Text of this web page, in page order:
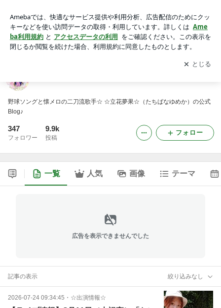
アプリをダウンロードして ブログの更新通知
を受け取りまし
ょう。
開く
野球ソングと懐メロの二刀流歌手☆ ☆立花夢果☆（たちばなゆめか）の公式
Blog♪
347
フォロワー
9.9k
投稿
フォロー
一覧 人気 画像 テーマ
広告を表示できませんでした
記事の表示 絞り込みなし
2026-07-24 09:34:45 ・ ☆出演情報☆